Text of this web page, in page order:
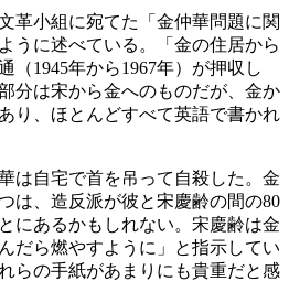
革小組に宛てた「金仲華問題に関
うに述べている。「金の住居から
（1945年から1967年）が押収し
分は宋から金へのものだが、金か
り、ほとんどすべて英語で書かれ
は自宅で首を吊って自殺した。金
は、造反派が彼と宋慶齢の間の80
にあるかもしれない。宋慶齢は金
だら燃やすように」と指示してい
らの手紙があまりにも貴重だと感